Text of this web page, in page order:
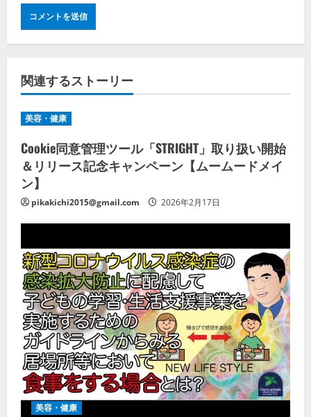
関連するストーリー
美容・健康
Cookie同意管理ツール「STRIGHT」取り扱い開始
＆リリース記念キャンペーン【ムームードメイ
ン】
pikakichi2015@gmail.com 2026年2月17日
美容・健康